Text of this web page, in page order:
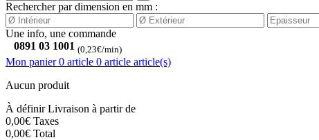
Rechercher par dimension en mm :
Une info, une commande
0891 03 1001 (0,23€/min)
Mon panier 0 article 0 article article(s)
Aucun produit
À définirLivraison à partir de
0,00€ Taxes
0,00€ Total